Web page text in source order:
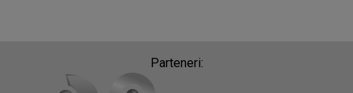
Parteneri: